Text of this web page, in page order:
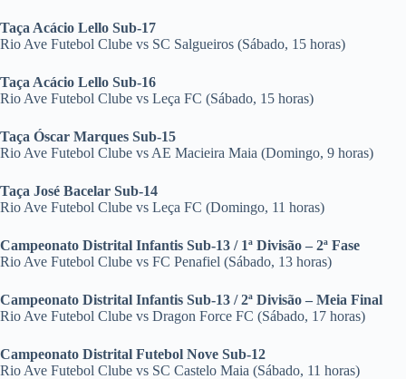
Taça Acácio Lello Sub-17
Rio Ave Futebol Clube vs SC Salgueiros (Sábado, 15 horas)
Taça Acácio Lello Sub-16
Rio Ave Futebol Clube vs Leça FC (Sábado, 15 horas)
Taça Óscar Marques Sub-15
Rio Ave Futebol Clube vs AE Macieira Maia (Domingo, 9 horas)
Taça José Bacelar Sub-14
Rio Ave Futebol Clube vs Leça FC (Domingo, 11 horas)
Campeonato Distrital Infantis Sub-13 / 1ª Divisão – 2ª Fase
Rio Ave Futebol Clube vs FC Penafiel (Sábado, 13 horas)
Campeonato Distrital Infantis Sub-13 / 2ª Divisão – Meia Final
Rio Ave Futebol Clube vs Dragon Force FC (Sábado, 17 horas)
Campeonato Distrital Futebol Nove Sub-12
Rio Ave Futebol Clube vs SC Castelo Maia (Sábado, 11 horas)